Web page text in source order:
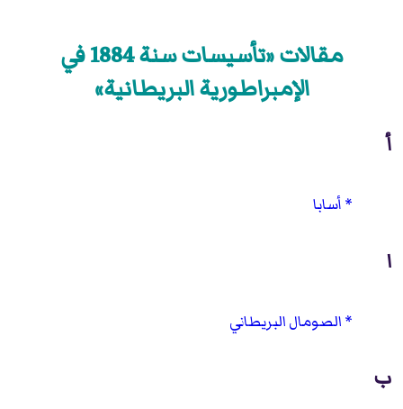
مقالات «تأسيسات سنة 1884 في
الإمبراطورية البريطانية»
أ
أسابا
ا
الصومال البريطاني
ب